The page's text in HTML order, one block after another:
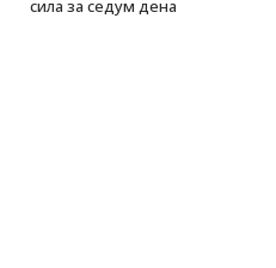
сила за седум дена